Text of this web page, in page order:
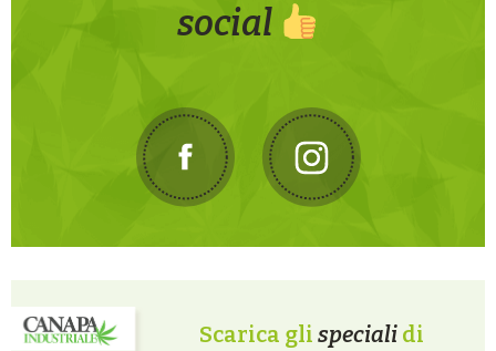
social
Scarica gli speciali di